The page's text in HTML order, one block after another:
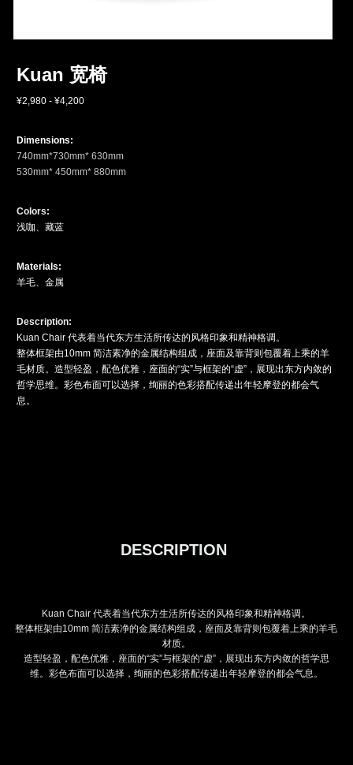
Kuan 宽椅
¥2,980 - ¥4,200
Dimensions:
740mm*730mm* 630mm
530mm* 450mm* 880mm
Colors:
浅咖、藏蓝
Materials:
羊毛、金属
Description:
Kuan Chair 代表着当代东方生活所传达的风格印象和精神格调。
整体框架由10mm 简洁素净的金属结构组成，座面及靠背则包覆着上乘的羊
毛材质。造型轻盈，配色优雅，座面的“实”与框架的“虚”，展现出东方内敛的
哲学思维。彩色布面可以选择，绚丽的色彩搭配传递出年轻摩登的都会气
息。
DESCRIPTION
Kuan Chair 代表着当代东方生活所传达的风格印象和精神格调。
整体框架由10mm 简洁素净的金属结构组成，座面及靠背则包覆着上乘的羊毛
材质。
造型轻盈，配色优雅，座面的“实”与框架的“虚”，展现出东方内敛的哲学思
维。彩色布面可以选择，绚丽的色彩搭配传递出年轻摩登的都会气息。